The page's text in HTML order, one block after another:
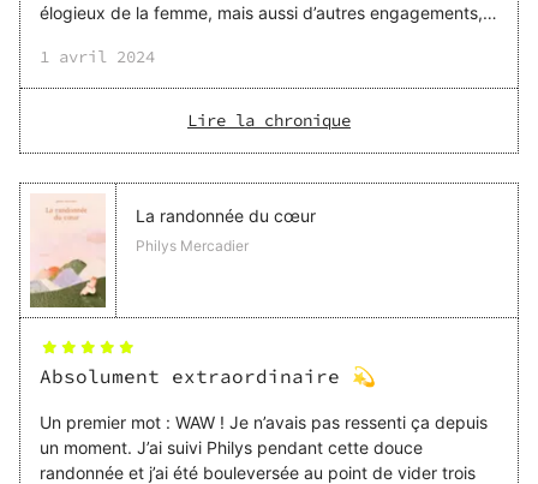
élogieux de la femme, mais aussi d’autres engagements,
souffrances apportées par nos dirigeants. Patrick nous
chante des poèmes au style parfaitement maitrisé et
travaillé, des poèmes qui nous incitent à nous lever pour
dans les choix et la force apportée par
1 avril 2024
Lire la chronique
La randonnée du cœur
Philys Mercadier
Absolument extraordinaire 💫
Un premier mot : WAW ! Je n’avais pas ressenti ça depuis
un moment. J’ai suivi Philys pendant cette douce
randonnée et j’ai été bouleversée au point de vider trois